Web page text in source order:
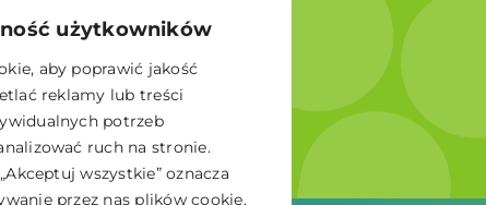
użytkowników
aby poprawić jakość
reklamy lub treści
potrzeb
ruch na stronie.
wszystkie” oznacza
przez nas plików cookie.